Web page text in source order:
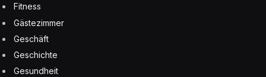
Fitness
Gästezimmer
Geschäft
Geschichte
Gesundheit